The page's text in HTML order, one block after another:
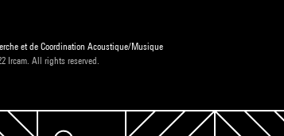
et de Coordination Acoustique/Musique
Ircam. All rights reserved.